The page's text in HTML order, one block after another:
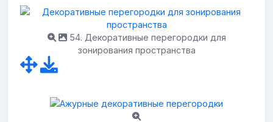
54. Декоративные перегородки для
зонирования пространства